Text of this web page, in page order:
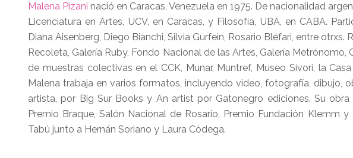
Malena Pizani nació en Caracas, Venezuela en 1975. De nacionalidad
Licenciatura en Artes, UCV, en Caracas, y Filosofía, UBA, en CABA.
Diana Aisenberg, Diego Bianchi, Silvia Gurfein, Rosario Bléfari, entre
Recoleta, Galería Ruby, Fondo Nacional de las Artes, Galería
de muestras colectivas en el CCK, Munar, Muntref, Museo Sívori, la
Malena trabaja en varios formatos, incluyendo video, fotografía, dibujo,
artista, por Big Sur Books y An artist por Gatonegro ediciones. Su
Premio Braque, Salón Nacional de Rosario, Premio Fundación Klemm
Tabú junto a Hernán Soriano y Laura Códega.